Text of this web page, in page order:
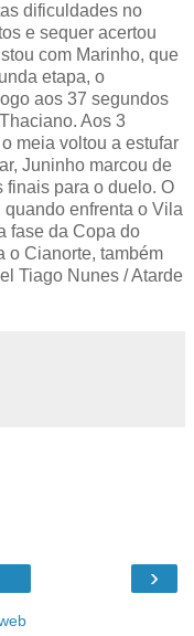
dificuldades no
e sequer acertou
com Marinho, que
etapa, o
aos 37 segundos
Aos 3
meia voltou a estufar
Juninho marcou de
finais para o duelo. O
enfrenta o Vila
fase da Copa do
o Cianorte, também
Tiago Nunes / Atarde
›